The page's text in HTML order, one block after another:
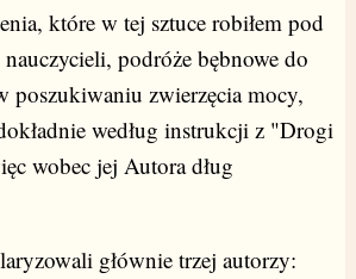
które w tej sztuce robiłem pod
podróże bębnowe do
poszukiwaniu zwierzęcia mocy,
według instrukcji z "Drogi
wobec jej Autora dług
głównie trzej autorzy: